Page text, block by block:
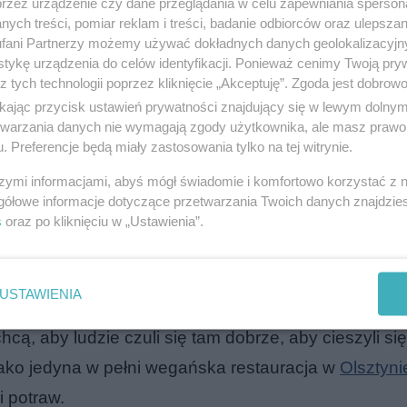
w Olsztynie, została okradziona tuż przed
dla pracowników oraz utrzymanie lokalu. To
dalej funkcjonować. Otworzyli restaurację we
pandemii. Po ponownym otwarciu zamknięto ją
Zawsze rozwiązywali problemy
to pozwalało im istnieć. Czasami jednak
do
.
niepewna. Wszyscy w BoNoBo traktują
aby ludzie czuli się tam dobrze, aby cieszyli się
jedyna w pełni wegańska restauracja w
potraw.
treści, pomiar reklam i treści, badanie odbiorców oraz
Partnerzy możemy używać dokładnych danych
urządzenia do celów identyfikacji. Ponieważ cenimy Twoją
tych technologii poprzez kliknięcie „Akceptuję”. Zgoda jest
przycisk ustawień prywatności znajdujący się w lewym
danych nie wymagają zgody użytkownika, ale masz
Preferencje będą miały zastosowania tylko na tej witrynie.
informacjami, abyś mógł świadomie i komfortowo korzystać z
informacje dotyczące przetwarzania Twoich danych
oraz po kliknięciu w „Ustawienia”.
USTAWIENIA